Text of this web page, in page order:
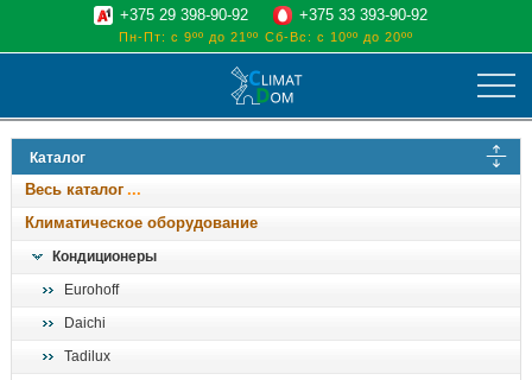
климат
отопительные котлы
водоснабжение
+375 29 398-90-92 +375 33 393-90-92
Пн-Пт: с 9ºº до 21ºº Сб-Вс: с 10ºº до 20ºº
Каталог
Весь каталог
Климатическое оборудование
Кондиционеры
Eurohoff
Daichi
Tadilux